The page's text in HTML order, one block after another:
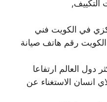
التكييف,
في الكويت فني
رقم هاتف صيانة
دول العالم ارتفاعا
انسان الاستغناء عن